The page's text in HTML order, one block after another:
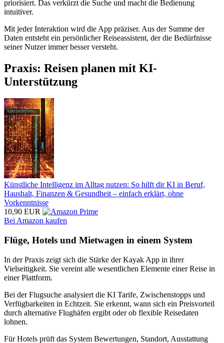
priorisiert. Das verkürzt die Suche und macht die Bedienung
intuitiver.
Mit jeder Interaktion wird die App präziser. Aus der Summe der
Daten entsteht ein persönlicher Reiseassistent, der die Bedürfnisse
seiner Nutzer immer besser versteht.
Praxis: Reisen planen mit KI-
Unterstützung
Künstliche Intelligenz im Alltag nutzen: So hilft dir KI in Beruf,
Haushalt, Finanzen & Gesundheit – einfach erklärt, ohne
Vorkenntnisse
10,90 EUR
Bei Amazon kaufen
Flüge, Hotels und Mietwagen in einem System
In der Praxis zeigt sich die Stärke der Kayak App in ihrer
Vielseitigkeit. Sie vereint alle wesentlichen Elemente einer Reise in
einer Plattform.
Bei der Flugsuche analysiert die KI Tarife, Zwischenstopps und
Verfügbarkeiten in Echtzeit. Sie erkennt, wann sich ein Preisvorteil
durch alternative Flughäfen ergibt oder ob flexible Reisedaten
lohnen.
Für Hotels prüft das System Bewertungen, Standort, Ausstattung